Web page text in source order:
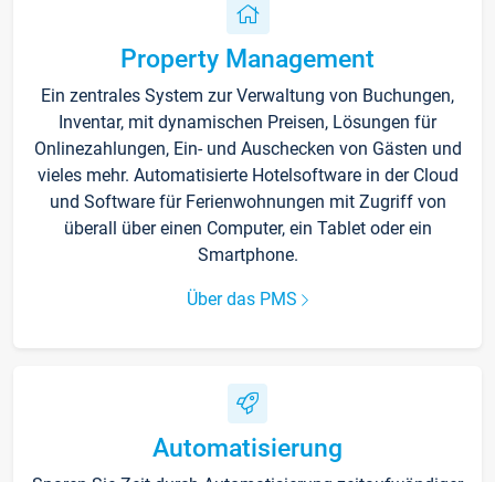
Property Management
Ein zentrales System zur Verwaltung von Buchungen,
Inventar, mit dynamischen Preisen, Lösungen für
Onlinezahlungen, Ein- und Auschecken von Gästen und
vieles mehr. Automatisierte Hotelsoftware in der Cloud
und Software für Ferienwohnungen mit Zugriff von
überall über einen Computer, ein Tablet oder ein
Smartphone.
Über das PMS
Automatisierung